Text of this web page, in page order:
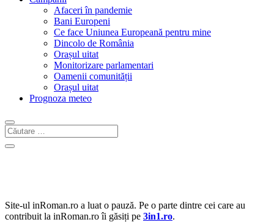
Afaceri în pandemie
Bani Europeni
Ce face Uniunea Europeană pentru mine
Dincolo de România
Orașul uitat
Monitorizare parlamentari
Oamenii comunității
Orașul uitat
Prognoza meteo
Site-ul inRoman.ro a luat o pauză. Pe o parte dintre cei care au
contribuit la inRoman.ro îi găsiți pe 3in1.ro.